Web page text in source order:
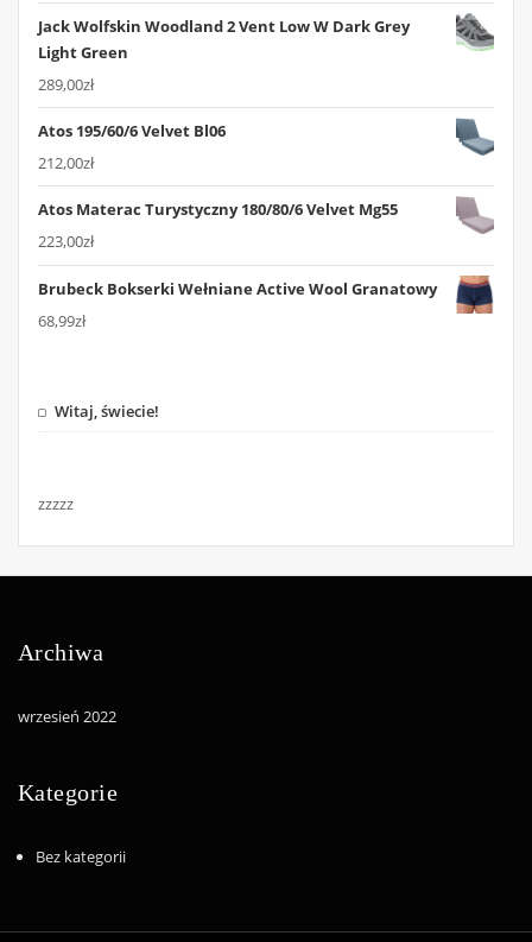
Jack Wolfskin Woodland 2 Vent Low W Dark Grey
Light Green
289,00zł
Atos 195/60/6 Velvet Bl06
212,00zł
Atos Materac Turystyczny 180/80/6 Velvet Mg55
223,00zł
Brubeck Bokserki Wełniane Active Wool Granatowy
68,99zł
Witaj, świecie!
zzzzz
Archiwa
wrzesień 2022
Kategorie
Bez kategorii